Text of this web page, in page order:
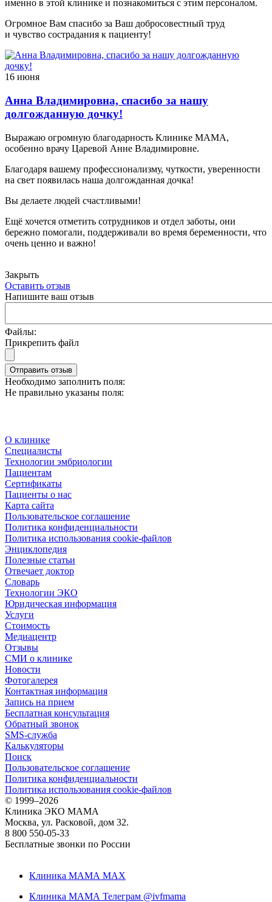
именно в этой клинике и познакомиться с этим персоналом.
Огромное Вам спасибо за Ваш добросовестный труд
и чувство сострадания к пациенту!
16 июня
Анна Владимировна, спасибо за нашу
долгожданную дочку!
Выражаю огромную благодарность Клинике МАМА,
особенно врачу Царевой Анне Владимировне.
Благодаря вашему профессионализму, чуткости, уверенности
на свет появилась наша долгожданная дочка!
Вы делаете людей счастливыми!
Ещё хочется отметить сотрудников и отдел заботы, они
бережно помогали, поддерживали во время беременности, что
очень ценно и важно!
Закрыть
Оставить отзыв
Напишите ваш отзыв
Файлы:
Прикрепить файл
Отправить отзыв
Необходимо заполнить поля:
Не правильно указаны поля:
О клинике
Специалисты
Технологии эмбриологии
Пациентам
Сертификаты
Пациенты о нас
Карта сайта
Пользовательское соглашение
Политика конфиденциальности
Политика использования cookie-файлов
Энциклопедия
Полезные статьи
Отвечает доктор
Словарь
Технологии ЭКО
Юридическая информация
Услуги
Стоимость
Медиацентр
Отзывы
СМИ о клинике
Новости
Фотогалерея
Контактная информация
Запись на прием
Бесплатная консультация
Обратный звонок
SMS-служба
Калькуляторы
Поиск
Пользовательское соглашение
Политика конфиденциальности
Политика использования cookie-файлов
© 1999–2026
Клиника ЭКО МАМА
Москва, ул. Расковой, дом 32.
8 800 550-05-33
Бесплатные звонки по России
Клиника МАМА MAX
Клиника МАМА Телеграм @ivfmama